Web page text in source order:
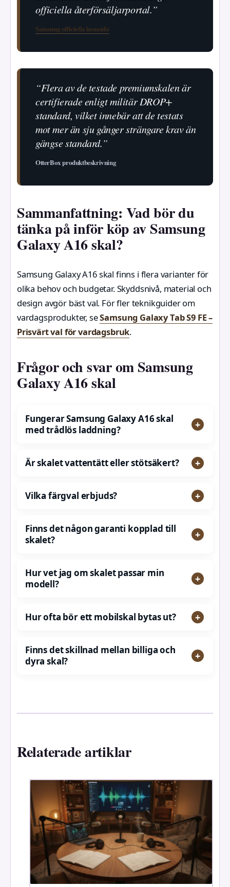
officiella återförsäljarportal.”
Samsung officiella hemsida
“Flera av de testade premiumskalen är
certifierade enligt militär DROP+
standard, vilket innebär att de testats
mot mer än sju gånger strängare krav än
gängse standard.”
OtterBox produktbeskrivning
Sammanfattning: Vad bör du
tänka på inför köp av Samsung
Galaxy A16 skal?
Samsung Galaxy A16 skal finns i flera varianter för
olika behov och budgetar. Skyddsnivå, material och
design avgör bäst val. För fler teknikguider om
vardagsprodukter, seSamsung Galaxy Tab S9 FE –
Prisvärt val för vardagsbruk.
Frågor och svar om Samsung
Galaxy A16 skal
Fungerar Samsung Galaxy A16 skal
med trådlös laddning?
Är skalet vattentätt eller stötsäkert?
Vilka färgval erbjuds?
Finns det någon garanti kopplad till
skalet?
Hur vet jag om skalet passar min
modell?
Hur ofta bör ett mobilskal bytas ut?
Finns det skillnad mellan billiga och
dyra skal?
Relaterade artiklar